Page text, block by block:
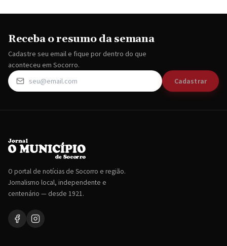
Receba o resumo da semana
Cadastre seu email e fique por dentro do que
aconteceu em Socorro.
Cadastrar
O portal de notícias de Socorro e região.
Jornalismo local, independente e
centenário — desde 1921.